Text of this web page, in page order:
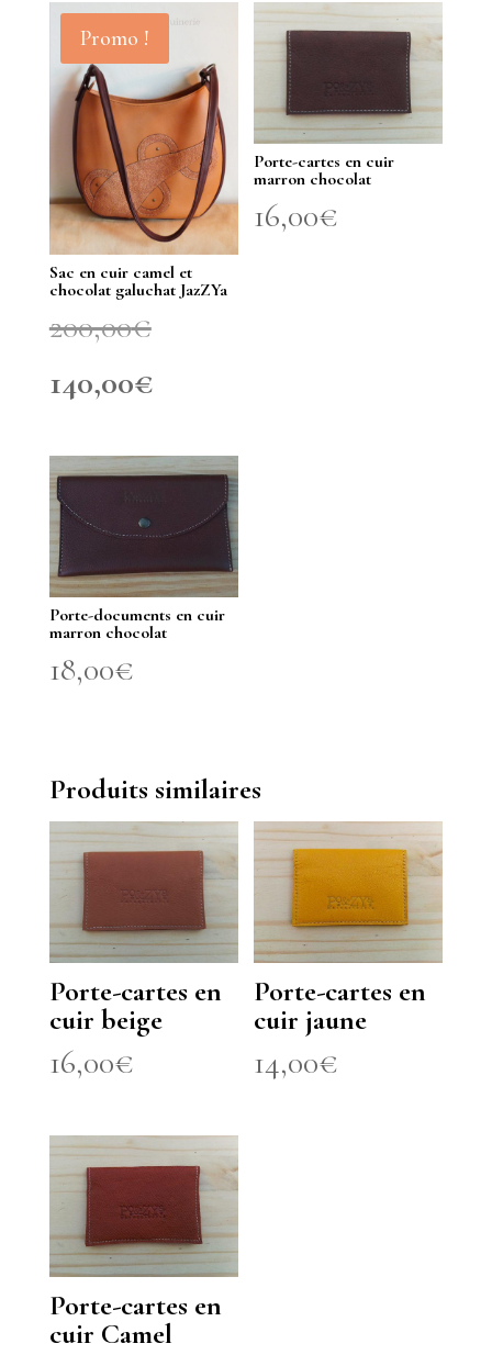
Promo !
Sac en cuir camel et
chocolat galuchat JazZYa
200,00€
initial
200,00€.
140,00€
est :
140,00€.
Porte-cartes en cuir
marron chocolat
16,00€
Porte-documents en cuir
marron chocolat
18,00€
Produits similaires
Porte-cartes en
cuir beige
16,00€
Porte-cartes en
cuir jaune
14,00€
Porte-cartes en
cuir Camel